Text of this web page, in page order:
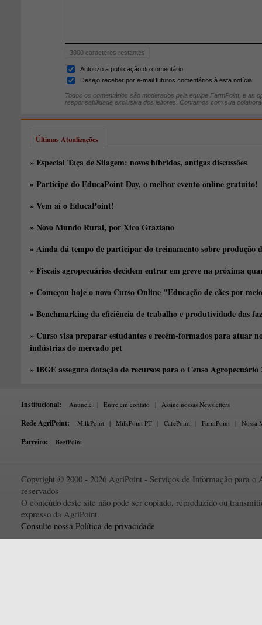
3000 caracteres restantes
Autorizo a publicação do comentário
Desejo receber por e-mail futuros comentários à esta notícia
Todos os comentários são moderados pela equipe FarmPoint, e as
responsabilidade exclusiva dos leitores. Contamos com sua
Últimas Atualizações
» Especial Taça de Silagem: novos híbridos, antigas discussões
» Participe do EducaPoint Day, o melhor evento online gratuito!
» Vem aí o EducaPoint!
» Novo Mundo Rural, por Xico Graziano
» Ainda dá tempo de participar do treinamento sobre produção
» Fiscais agropecuários decidem entrar em greve na próxima
» Começou hoje o novo Curso Online "Educação de cães por
» Benchmarking da eficiência de trabalho e produtividade das
» Curso visa preparar estudantes e recém-formados para atuar
indústrias do mercado pet
» IBGE assegura dotação de recursos para o Censo Agropecuário
Institucional: Anuncie | Entre em contato | Assine nossas Newsletters
Rede AgriPoint: MilkPoint | MilkPoint PT | CaféPoint | FarmPoint | Nossa
Parceiro: BeefPoint
Copyright © 2000 - 2026 AgriPoint - Serviços de Informação para o
reservados
O conteúdo deste site não pode ser copiado, reproduzido ou
expresso da AgriPoint.
Consulte nossa Política de privacidade